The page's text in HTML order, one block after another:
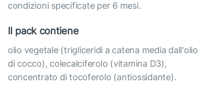
condizioni specificate per 6 mesi.
Il pack contiene
olio vegetale (trigliceridi a catena media dall'olio
di cocco), colecalciferolo (vitamina D3),
concentrato di tocoferolo (antiossidante).